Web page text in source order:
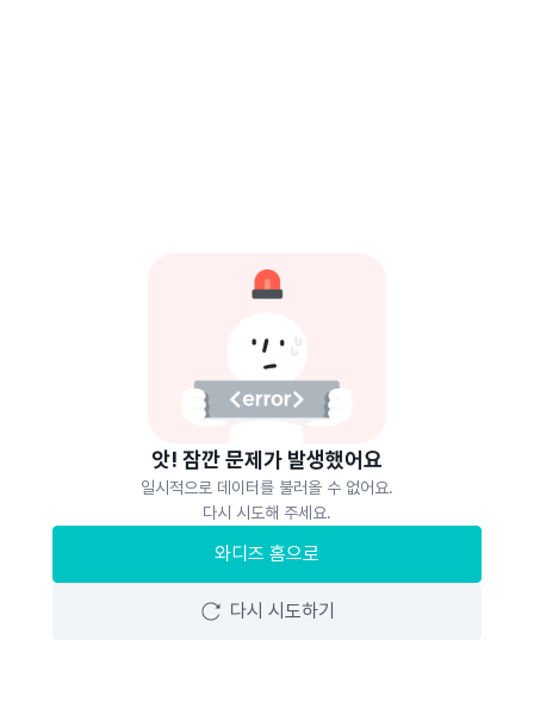
앗! 잠깐 문제가 발생했어요
일시적으로 데이터를 불러올 수 없어요.
다시 시도해 주세요.
와디즈 홈으로
다시 시도하기